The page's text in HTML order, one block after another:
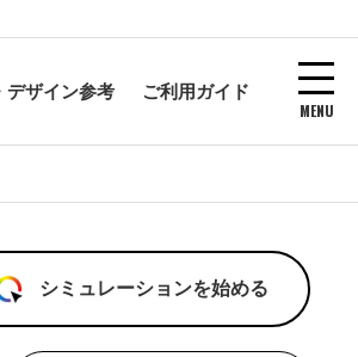
デザイン参考
ご利用ガイド
MENU
シミュレーションを始める